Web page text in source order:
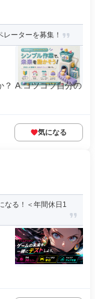
レーターを募集！
？ A.コツコツ自分の
気になる
なる！＜年間休日1